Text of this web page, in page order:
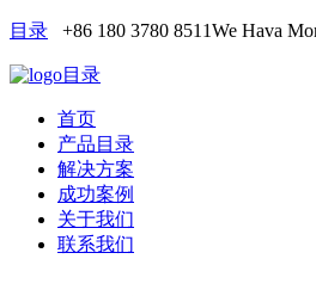
目录 +86 180 3780 8511We Hava
目录
首页
产品目录
解决方案
成功案例
关于我们
联系我们